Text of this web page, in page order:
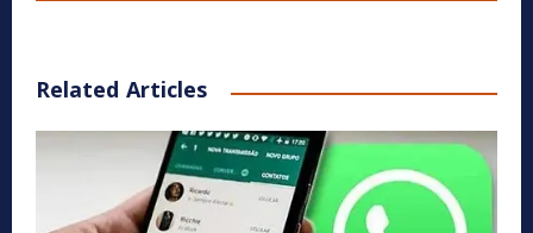
Related Articles